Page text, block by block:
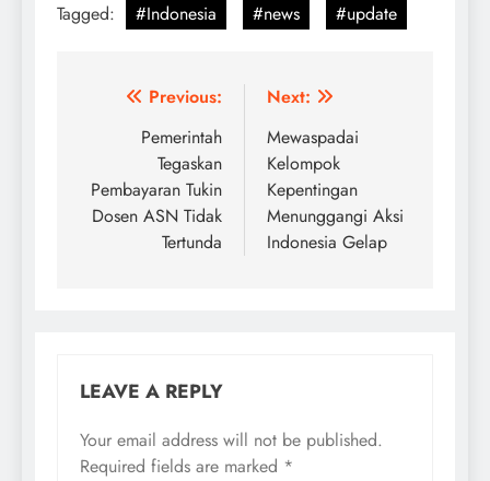
Tagged: #Indonesia #news #update
Post
navigation
Previous:
Pemerintah
Tegaskan
Pembayaran Tukin
Dosen ASN Tidak
Tertunda
Next:
Mewaspadai
Kelompok
Kepentingan
Menunggangi Aksi
Indonesia Gelap
LEAVE A REPLY
Your email address will not be published.
Required fields are marked *